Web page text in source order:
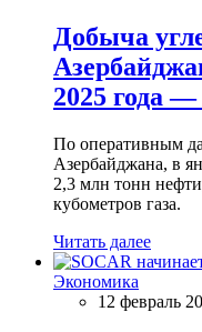
Добыча
2025 года
По оперативным
Азербайджана, в
2,3 млн тонн
кубометров газа.
Читать далее
Экономика
12 февраль